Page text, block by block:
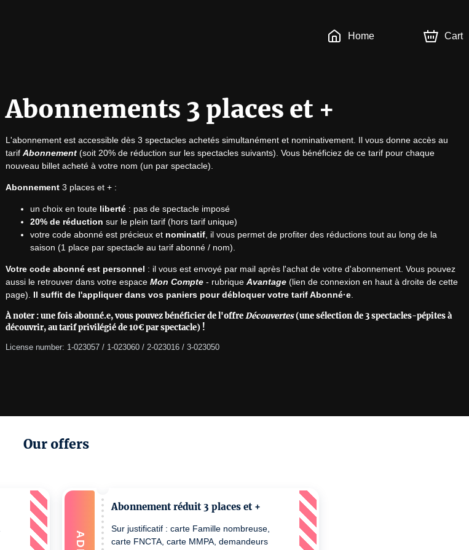
Home Cart
Abonnements 3 places et +
L'abonnement est accessible dès 3 spectacles achetés simultanément et nominativement. Il vous donne accès au
tarif Abonnement (soit 20% de réduction sur les spectacles suivants). Vous bénéficiez de ce tarif pour chaque
nouveau billet acheté à votre nom (un par spectacle).
Abonnement 3 places et + :
un choix en toute liberté : pas de spectacle imposé
20% de réduction sur le plein tarif (hors tarif unique)
votre code abonné est précieux et nominatif , il vous permet de profiter des réductions tout au long de la
saison (1 place par spectacle au tarif abonné / nom).
Votre code abonné est personnel : il vous est envoyé par mail après l'achat de votre d'abonnement. Vous pouvez
aussi le retrouver dans votre espace Mon Compte - rubrique Avantage (lien de connexion en haut à droite de cette
page). Il suffit de l'appliquer dans vos paniers pour débloquer votre tarif Abonné·e
À noter : une fois abonné.e, vous pouvez bénéficier de l'offreDécouvertes(une sélection de 3 spectacles-pépites à
découvrir, au tarif privilégié de 10€ par spectacle) !
License number: 1-023057 / 1-023060 / 2-023016 / 3-023050
Our offers
Abonnement réduit 3 places et +
Sur justificatif : carte Famille nombreuse,
carte FNCTA, carte MMPA, demandeurs
ADD